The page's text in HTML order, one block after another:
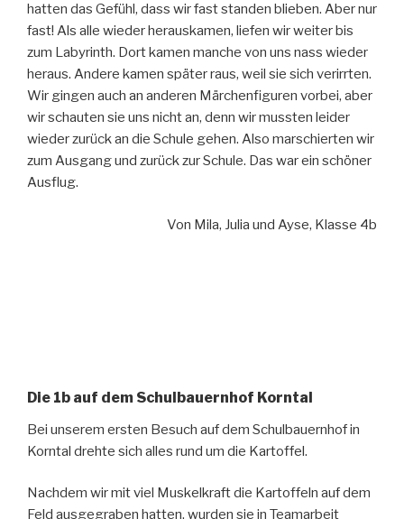
hatten das Gefühl, dass wir fast standen blieben. Aber nur
fast! Als alle wieder herauskamen, liefen wir weiter bis
zum Labyrinth. Dort kamen manche von uns nass wieder
heraus. Andere kamen später raus, weil sie sich verirrten.
Wir gingen auch an anderen Märchenfiguren vorbei, aber
wir schauten sie uns nicht an, denn wir mussten leider
wieder zurück an die Schule gehen. Also marschierten wir
zum Ausgang und zurück zur Schule. Das war ein schöner
Ausflug.
Von Mila, Julia und Ayse, Klasse 4b
Die 1b auf dem Schulbauernhof Korntal
Bei unserem ersten Besuch auf dem Schulbauernhof in
Korntal drehte sich alles rund um die Kartoffel.
Nachdem wir mit viel Muskelkraft die Kartoffeln auf dem
Feld ausgegraben hatten, wurden sie in Teamarbeit